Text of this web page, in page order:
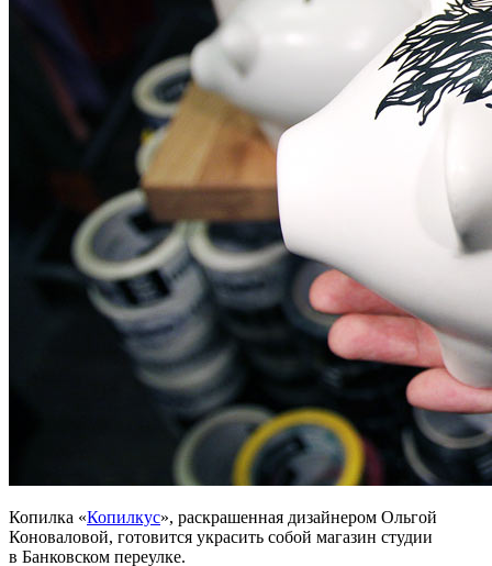
Копилка «Копилкус», раскрашенная дизайнером Ольгой
Коноваловой, готовится украсить собой магазин студии
в Банковском переулке.